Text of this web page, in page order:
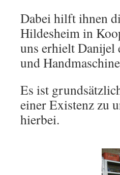
Dabei hilft ihnen
Hildesheim in
uns erhielt Danijel
und
Es ist
einer Existenz zu
hierbei.